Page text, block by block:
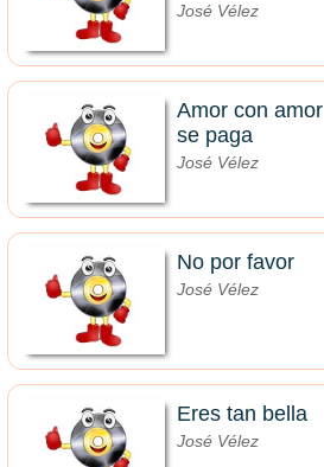
José Vélez
Amor con amor
se paga
José Vélez
No por favor
José Vélez
Eres tan bella
José Vélez